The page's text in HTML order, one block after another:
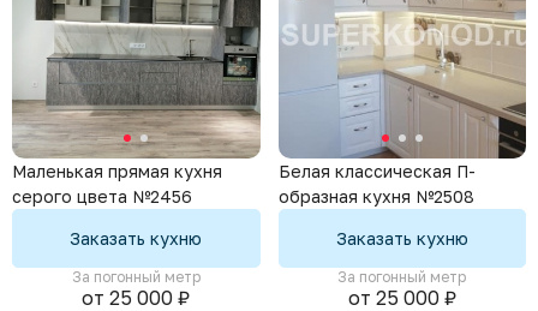
Маленькая прямая кухня
серого цвета №2456
Заказать кухню
За погонный метр
от 25 000 ₽
Белая классическая П-
образная кухня №2508
Заказать кухню
За погонный метр
от 25 000 ₽